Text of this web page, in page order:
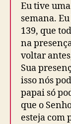
Eu tive
semana.
139, que
na
voltar
Sua
isso nós
papai só
que o
esteja com